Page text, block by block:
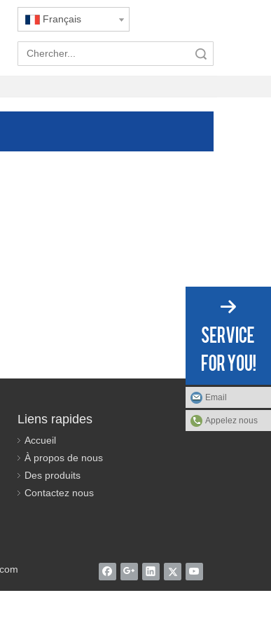
Français
Liens rapides
Accueil
À propos de nous
Des produits
Contactez nous
Email
Appelez nous